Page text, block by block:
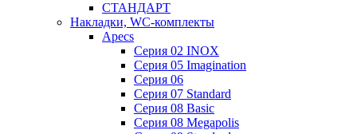
СТАНДАРТ
Накладки, WC-комплекты
Apecs
Cерия 02 INOX
Cерия 05 Imagination
Cерия 06
Cерия 07 Standard
Cерия 08 Basic
Cерия 08 Megapolis